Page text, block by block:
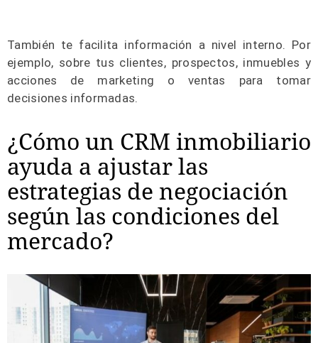
También te facilita información a nivel interno. Por
ejemplo, sobre tus clientes, prospectos, inmuebles y
acciones de marketing o ventas para tomar
decisiones informadas.
¿Cómo un CRM inmobiliario
ayuda a ajustar las
estrategias de negociación
según las condiciones del
mercado?